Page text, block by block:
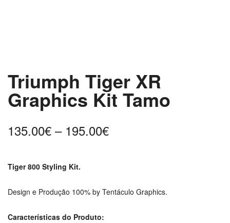
Triumph Tiger XR
Graphics Kit Tamo
135.00€ – 195.00€Price
195.00€
Tiger 800 Styling Kit.
Design e Produção 100% by Tentáculo Graphics.
Características do Produto: